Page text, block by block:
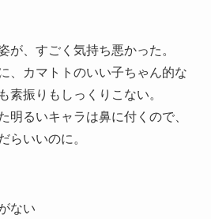
が、すごく気持ち悪かった。
、カマトトのいい子ちゃん的な
素振りもしっくりこない。
明るいキャラは鼻に付くので、
らいいのに。
ない